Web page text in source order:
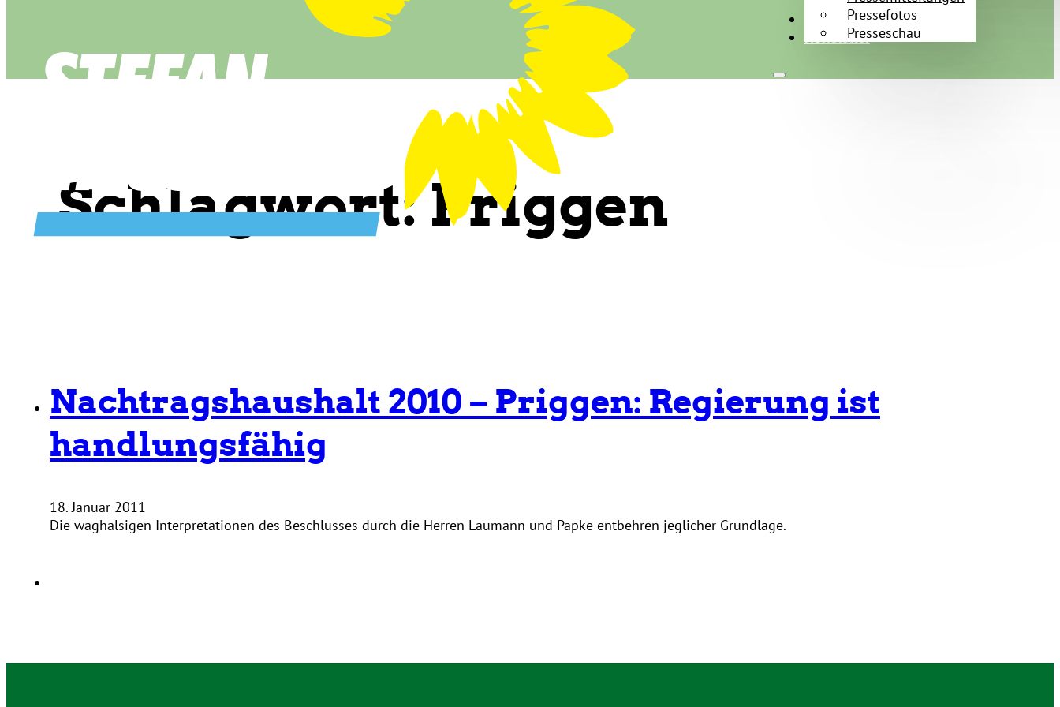
Pressefotos
Presseschau
Kontakt
Newsletter
Schlagwort:Priggen
Nachtragshaushalt 2010 – Priggen: Regierung ist
handlungsfähig
18. Januar 2011
Die waghalsigen Interpretationen des Beschlusses durch die Herren Laumann und Papke entbehren jeglicher Grundlage.